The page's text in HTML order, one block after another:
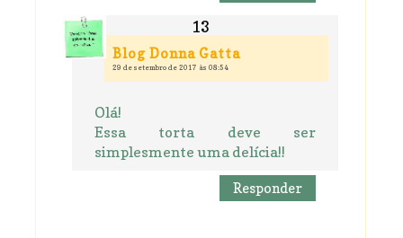
Blog Donna Gatta
29 de setembro de 2017 às 08:54
Olá!
Essa torta deve ser
simplesmente uma delícia!!
Responder